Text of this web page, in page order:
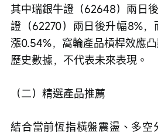
其中瑞銀牛證（62648）兩日
證（62270）兩日後升幅8%
漲0.54%，窩輪產品槓桿效應
歷史數據，不代表未來表現。
（二）精選產品推薦
結合當前恆指橫盤震盪、多空